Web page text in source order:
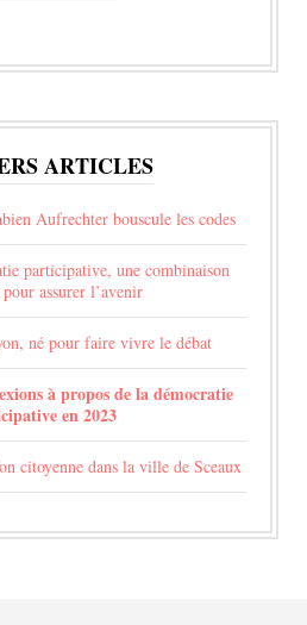
ARTICLES
Aufrechter bouscule les codes
participative, une combinaison
pour assurer l’avenir
né pour faire vivre le débat
à propos de la démocratie
en 2023
citoyenne dans la ville de Sceaux